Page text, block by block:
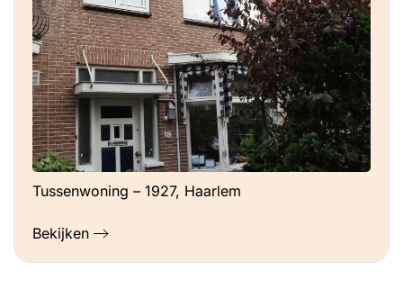
Tussenwoning – 1927, Haarlem
Bekijken